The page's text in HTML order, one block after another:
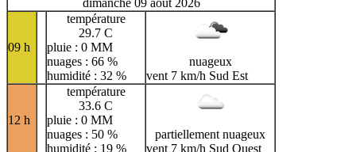
09 h
température
29.7 C
pluie : 0 MM
nuages : 66 %
humidité : 32 %
nuageux
vent 7 km/h Sud Est
12 h
température
33.6 C
pluie : 0 MM
nuages : 50 %
humidité : 19 %
partiellement nuageux
vent 7 km/h Sud Ouest